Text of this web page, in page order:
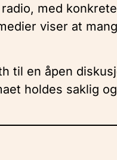
med konkrete
viser at
til en åpen
holdes saklig